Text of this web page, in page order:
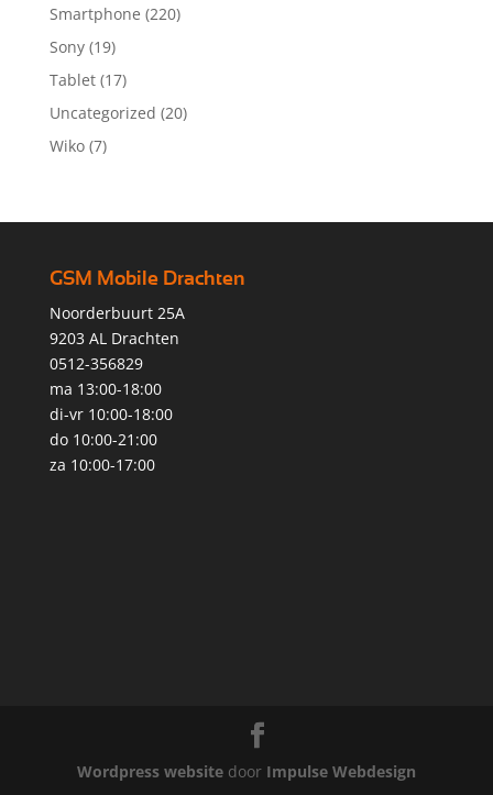
Smartphone (220)
Sony (19)
Tablet (17)
Uncategorized (20)
Wiko (7)
GSM Mobile Drachten
Noorderbuurt 25A
9203 AL Drachten
0512-356829
ma 13:00-18:00
di-vr 10:00-18:00
do 10:00-21:00
za 10:00-17:00
Wordpress websitedoor Impulse Webdesign